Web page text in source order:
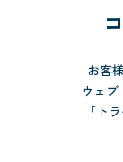
お客
ウェ
「ト